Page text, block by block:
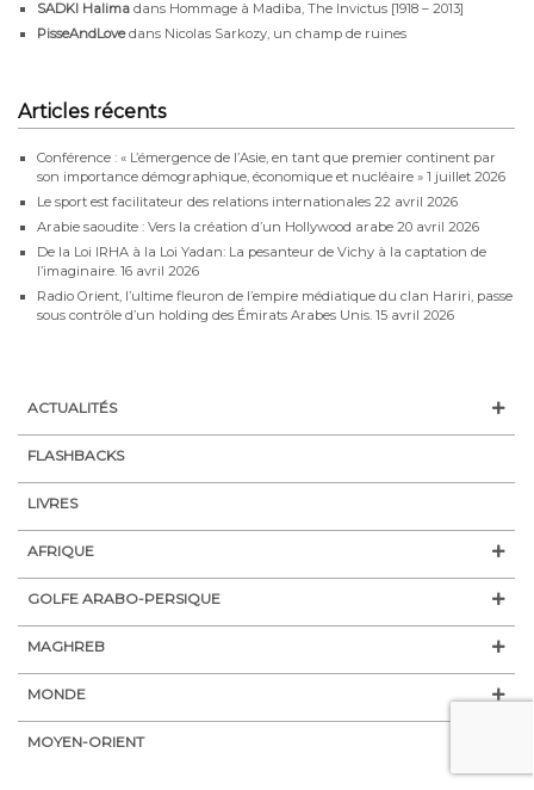
SADKI Halima dans Hommage à Madiba, The Invictus [1918 – 2013]
PisseAndLovedans Nicolas Sarkozy, un champ de ruines
Articles récents
Conférence : « L’émergence de l’Asie, en tant que premier continent par
son importance démographique, économique et nucléaire » 1 juillet 2026
Le sport est facilitateur des relations internationales 22 avril 2026
Arabie saoudite : Vers la création d’un Hollywood arabe 20 avril 2026
De la Loi IRHA à la Loi Yadan: La pesanteur de Vichy à la captation de
l’imaginaire. 16 avril 2026
Radio Orient, l’ultime fleuron de l’empire médiatique du clan Hariri, passe
sous contrôle d’un holding des Émirats Arabes Unis. 15 avril 2026
ACTUALITÉS
FLASHBACKS
LIVRES
AFRIQUE
GOLFE ARABO-PERSIQUE
MAGHREB
MONDE
MOYEN-ORIENT